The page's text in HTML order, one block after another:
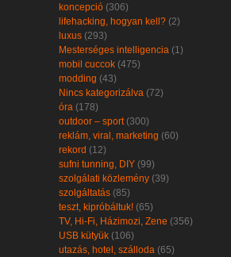
koncepció (306)
lifehacking, hogyan kell? (2)
luxus (293)
Mesterséges intelligencia (1)
mobil cuccok (475)
modding (43)
Nincs kategorizálva (72)
óra (178)
outdoor – sport (300)
reklám, viral, marketing (60)
rekord (12)
sufni tunning, DIY (99)
szolgálati közlemény (39)
szolgáltatás (85)
teszt, kipróbáltuk! (65)
TV, Hi-Fi, Házimozi, Zene (356)
USB kütyük (106)
utazás, hotel, szálloda (65)